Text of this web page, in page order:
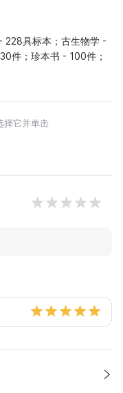
228具标本；古生物学 -
件；珍本书 - 100件；
择它并单击